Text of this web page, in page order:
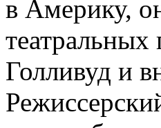
в Америку,
Голливуд и